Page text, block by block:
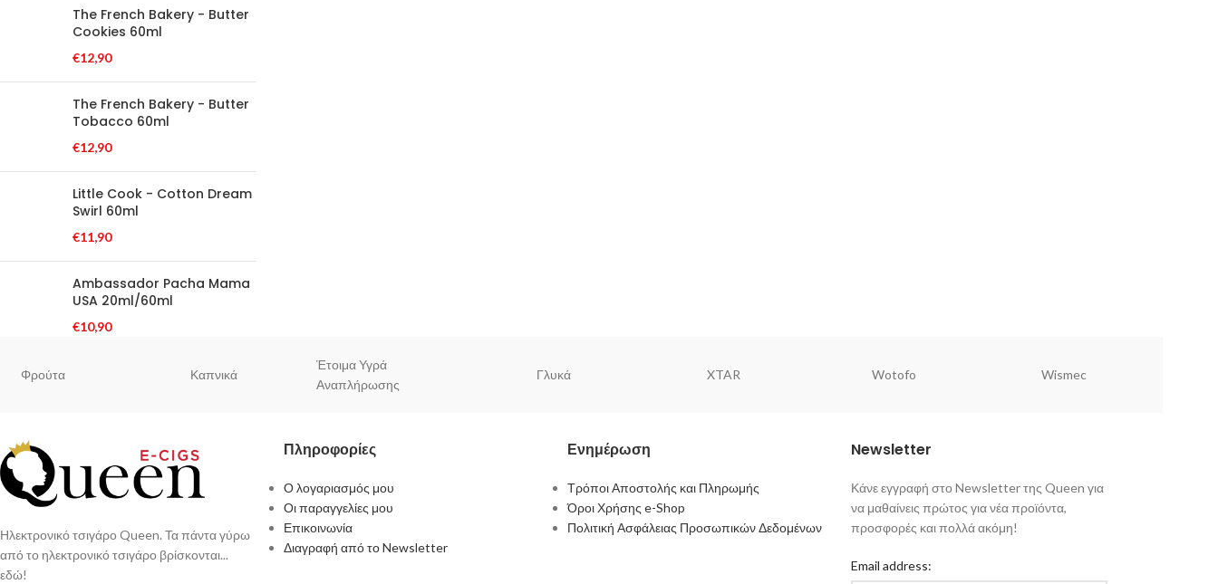
The French Bakery - Butter
Cookies 60ml
€12,90
The French Bakery - Butter
Tobacco 60ml
€12,90
Little Cook - Cotton Dream
Swirl 60ml
€11,90
Ambassador Pacha Mama
USA 20ml/60ml
€10,90
Φρούτα Καπνικά
Έτοιμα Υγρά
Αναπλήρωσης
Γλυκά XTAR Wotofo Wismec
Ηλεκτρονικό τσιγάρο Queen. Τα πάντα γύρω
από το ηλεκτρονικό τσιγάρο βρίσκονται...
εδώ!
Πληροφορίες
Ο λογαριασμός μου
Οι παραγγελίες μου
Επικοινωνία
Διαγραφή από το Newsletter
Ενημέρωση
Τρόποι Αποστολής και Πληρωμής
Όροι Χρήσης e-Shop
Πολιτική Ασφάλειας Προσωπικών Δεδομένων
Newsletter
Κάνε εγγραφή στο Newsletter της Queen για
να μαθαίνεις πρώτος για νέα προϊόντα,
προσφορές και πολλά ακόμη!
Email address: